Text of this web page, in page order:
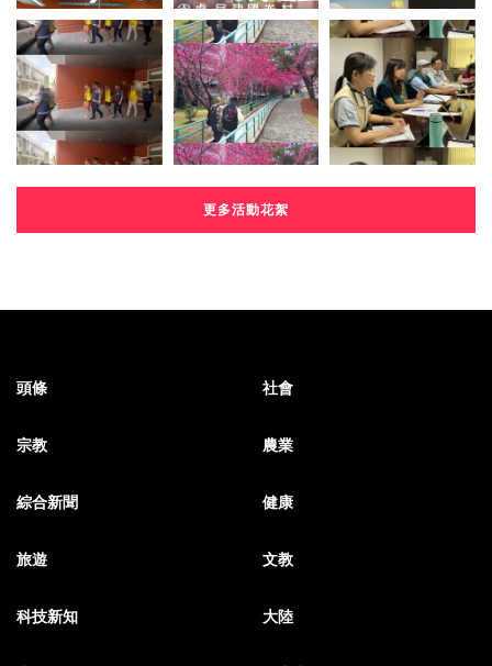
更多活動花絮
頭條 社會
宗教 農業
綜合新聞 健康
旅遊 文教
科技新知 大陸